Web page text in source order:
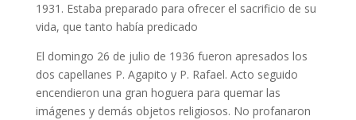
1931. Estaba preparado para ofrecer el sacrificio de su
vida, que tanto había predicado
El domingo 26 de julio de 1936 fueron apresados los
dos capellanes P. Agapito y P. Rafael. Acto seguido
encendieron una gran hoguera para quemar las
imágenes y demás objetos religiosos. No profanaron